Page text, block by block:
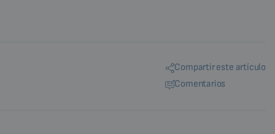
Compartir este artículo
Comentarios